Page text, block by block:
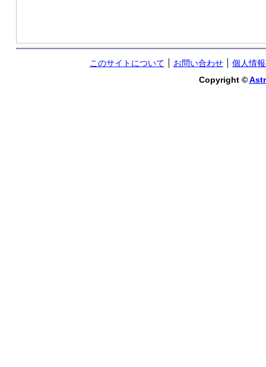
このサイトについて お問い合わせ
個人情
Copyright ©